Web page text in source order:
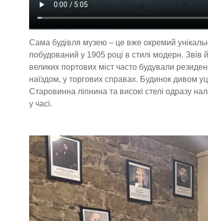
Сама будівля музею – це вже окремий
побудований у 1905 році в стилі модерн. Звів
великих портових міст часто будували
наїздом, у торгових справах. Будинок дивом
Старовинна ліпнина та високі стелі одразу
у часі.